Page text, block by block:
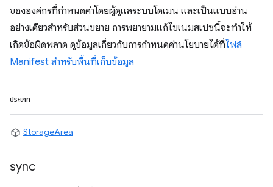
ขององค์กรที่กำหนดค่าโดยผู้ดูแลระบบโดเมน และเป็นแบบอ่าน
อย่างเดียวสำหรับส่วนขยาย การพยายามแก้ไขเนมสเปซนี้จะทำให้
เกิดข้อผิดพลาด ดูข้อมูลเกี่ยวกับการกำหนดค่านโยบายได้ที่ไฟล์
Manifest สำหรับพื้นที่เก็บข้อมูล
ประเภท
StorageArea
sync